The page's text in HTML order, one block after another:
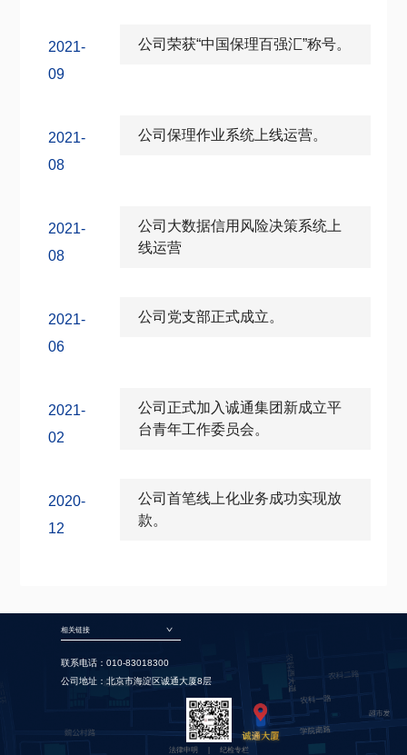
2021-
09
公司荣获“中国保理百强汇”称号。
2021-
08
公司保理作业系统上线运营。
2021-
08
公司大数据信用风险决策系统上
线运营
2021-
06
公司党支部正式成立。
2021-
02
公司正式加入诚通集团新成立平
台青年工作委员会。
2020-
12
公司首笔线上化业务成功实现放
款。
相关链接
联系电话：010-83018300
公司地址：北京市海淀区诚通大厦8层
法律申明 纪检专栏